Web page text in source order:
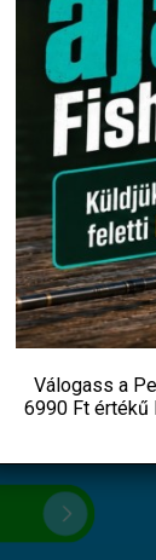
Válogass a
6990 Ft értékű